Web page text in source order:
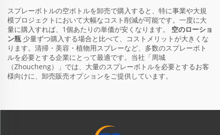
スプレーボトルの空ボトルを卸売で購入すると、特に事業や大規
模プロジェクトにおいて大幅なコスト削減が可能です。一度に大
量に購入すれば、1個あたりの単価が安くなります。 空のローショ
ン瓶 少量ずつ購入する場合と比べて、コストメリットが大きくな
ります。清掃・美容・植物用スプレーなど、多数のスプレーボト
ルを必要とする企業にとって最適です。当社「周城
（Zhoucheng）」では、大量のスプレーボトルを必要とするお客
様向けに、卸売販売オプションをご提供しています。